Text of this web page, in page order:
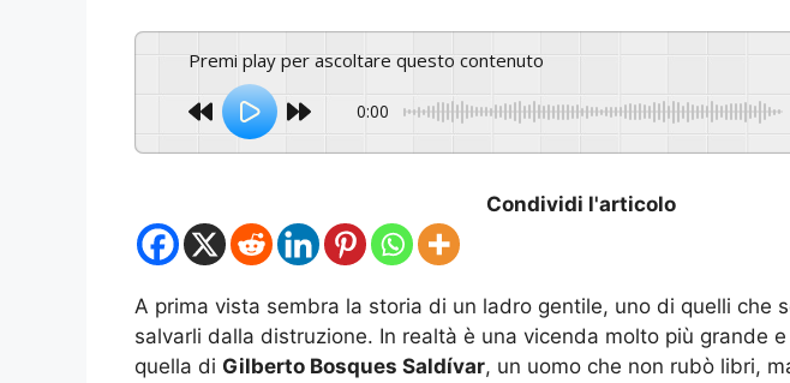
Premi play per ascoltare questo contenuto
0:00
Condividi l'articolo
A prima vista sembra la storia di un ladro gentile, uno di quelli che
salvarli dalla distruzione. In realtà è una vicenda molto più grande
quella di Gilberto Bosques Saldívar, un uomo che non rubò libri,